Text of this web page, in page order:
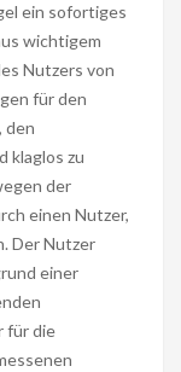
ein sofortiges
wichtigem
Nutzers von
für den
den
klaglos zu
der
einen Nutzer,
Der Nutzer
einer
für die